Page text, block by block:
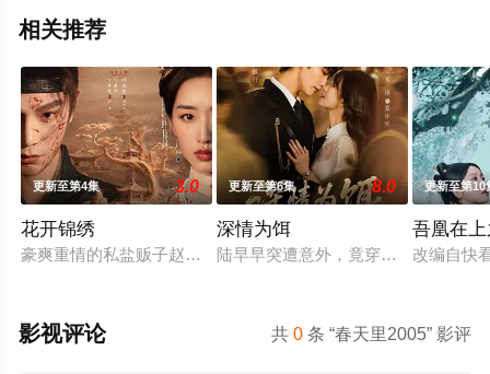
相关推荐
更新至第4集 3.0
花开锦绣
豪爽重情的私盐贩子赵凌虽出身草莽，却心怀壮志，他结识了
更新至第6集 8.0
深情为饵
陆早早突遭意外，竟穿越成民国少
更新至第10
吾凰在
改编自快
共0 条 “春天里2005” 影评
影视评论